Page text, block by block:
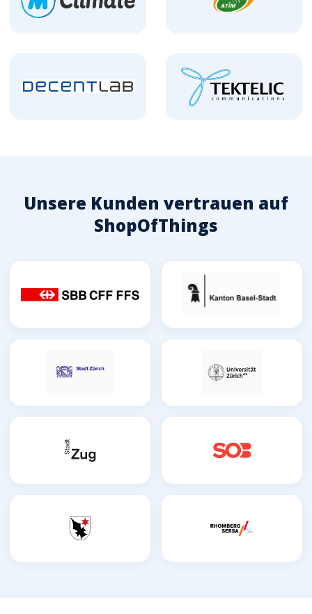
Unsere Kunden vertrauen auf
ShopOfThings